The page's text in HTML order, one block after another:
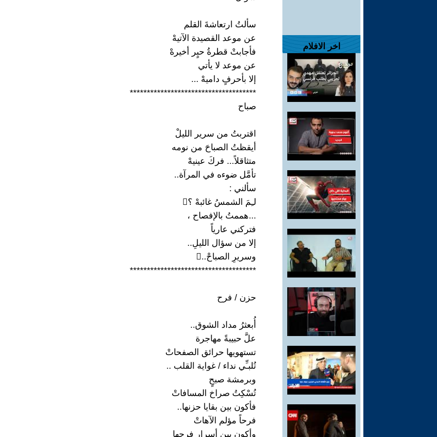
اخر الافلام
سألتُ ارتعاشةَ القلم
عن موعد القصيدة الآتيهْ
فأجابتْ قطرةُ حبٍر أخيرهْ
عن موعد لا يأتي
إلا بأحرفٍ داميهْ ...
*************************************
صباح
اقتربتُ من سرير الليلْ
أيقظتُ الصباحَ من نومه
متثاقلاً... فركَ عينيهْ
تأمَّل ضوءه في المرآة..
سألني :
لـِمَ الشمسُ غائبهْ ؟
...هممتُ بالإفصاح ،
فتركني عارياً
إلا من سؤال الليلِ..
وسريرِ الصباحْ..
*************************************
حزن / فرح
أُبعثرُ مداد الشوق..
علَّ حبيبةً مهاجرة
تستهويها حرائق الصفحاتْ
تُلبـِّي نداء / غواية القلب ..
وبرمشة صبحٍ
تُسْكِتُ صراخ المسافاتْ
فأكون بين بقايا حزنها..
فرحاً مؤلم الآهاتْ
وأكون بين أسرار فرحها